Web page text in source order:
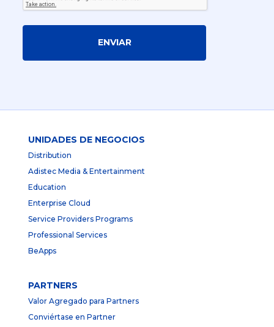
ENVIAR
UNIDADES DE NEGOCIOS
Distribution
Adistec Media & Entertainment
Education
Enterprise Cloud
Service Providers Programs
Professional Services
BeApps
PARTNERS
Valor Agregado para Partners
Conviértase en Partner